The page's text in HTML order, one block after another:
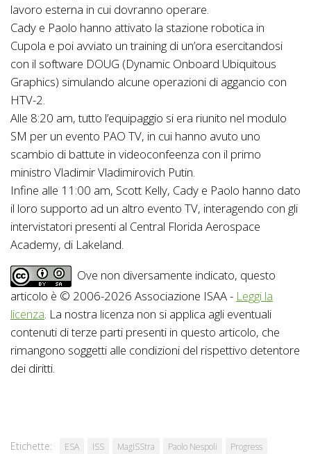
lavoro esterna in cui dovranno operare.
Cady e Paolo hanno attivato la stazione robotica in
Cupola e poi avviato un training di un’ora esercitandosi
con il software DOUG (Dynamic Onboard Ubiquitous
Graphics) simulando alcune operazioni di aggancio con
HTV-2.
Alle 8:20 am, tutto l’equipaggio si era riunito nel modulo
SM per un evento PAO TV, in cui hanno avuto uno
scambio di battute in videoconfeenza con il primo
ministro Vladimir Vladimirovich Putin.
Infine alle 11:00 am, Scott Kelly, Cady e Paolo hanno dato
il loro supporto ad un altro evento TV, interagendo con gli
intervistatori presenti al Central Florida Aerospace
Academy, di Lakeland.
Ove non diversamente indicato, questo
articolo è © 2006-2026 Associazione ISAA - Leggi la
licenza . La nostra licenza non si applica agli eventuali
contenuti di terze parti presenti in questo articolo, che
rimangono soggetti alle condizioni del rispettivo detentore
dei diritti.
Etichette: ESA ISS MagISStra Paolo Nespoli Progress